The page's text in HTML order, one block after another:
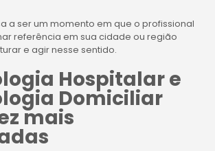
a ser um momento em que o profissional
referência em sua cidade ou região
e agir nesse sentido.
Hospitalar e
Domiciliar
mais